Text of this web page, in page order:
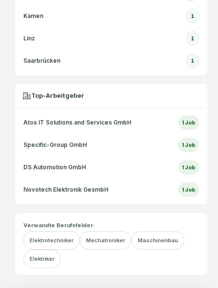
Kamen 1
Linz 1
Saarbrücken 1
Top-Arbeitgeber
Atos IT Solutions and Services GmbH 1 Job
Specific-Group GmbH 1 Job
DS Automotion GmbH 1 Job
Novotech Elektronik GesmbH 1 Job
Verwandte Berufsfelder:
Elektrotechniker Mechatroniker Maschinenbau
Elektriker